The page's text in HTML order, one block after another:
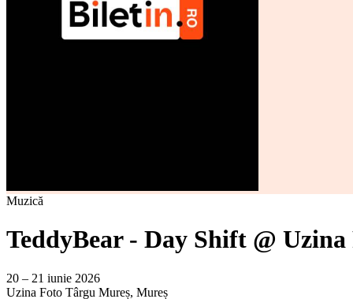
Muzică
TeddyBear - Day Shift @ Uzina
20 – 21 iunie 2026
Uzina Foto Târgu Mureș, Mureș